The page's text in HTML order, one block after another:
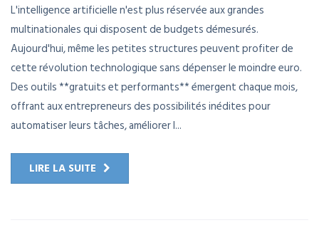
L'intelligence artificielle n'est plus réservée aux grandes
multinationales qui disposent de budgets démesurés.
Aujourd'hui, même les petites structures peuvent profiter de
cette révolution technologique sans dépenser le moindre euro.
Des outils **gratuits et performants** émergent chaque mois,
offrant aux entrepreneurs des possibilités inédites pour
automatiser leurs tâches, améliorer l...
LIRE LA SUITE